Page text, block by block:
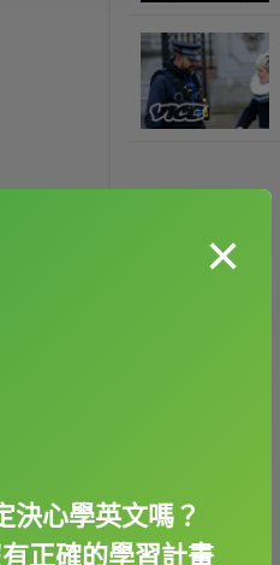
×
決心學英文嗎？
正確的學習計畫